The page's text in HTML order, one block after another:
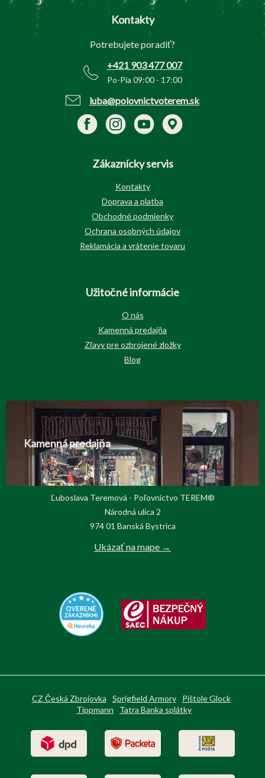
Kontakty
Potrebujete poradiť?
+421 903 477 007
Po-Pia 09:00 - 17:00
luba@polovnictvoterem.sk
Zákaznícky servis
Kontakty
Doprava a platba
Obchodné podmienky
Ochrana osobných údajov
Reklamácia a vrátenie tovaru
Užitočné informácie
O nás
Kamenná predajňa
Zľavy pre ozbrojené zložky
Blog
Kamenná predajňa
Ľuboslava Teremová - Poľovnictvo TEREM®
Národná ulica 2
974 01 Banská Bystrica
Ukázať na mape →
CZ Česká Zbrojovka Sprigfield Armory
Pištole Glock
Tippmann
Tatra Banka splátky